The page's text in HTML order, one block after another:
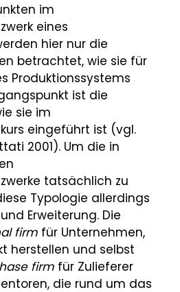
im
eines
hier nur die
betrachtet, wie sie für
Produktionssystems
ist die
sie im
eingeführt ist (vgl.
2001). Um die in
tatsächlich zu
Typologie allerdings
Erweiterung. Die
firm für Unternehmen,
herstellen und selbst
firm für Zulieferer
die rund um das